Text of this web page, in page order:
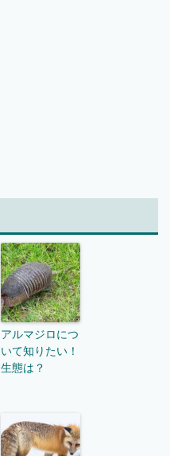
アルマジロにつ
いて知りたい！
生態は？